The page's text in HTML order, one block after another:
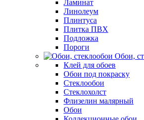
Ламинат
Линолеум
Плинтуса
Плитка ПВХ
Подложка
Пороги
Обои,
Клей для обоев
Обои под покраску
Стеклообои
Стеклохолст
Флизелин малярный
Обои